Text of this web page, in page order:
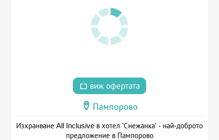
виж офертата
Пампорово
Изхранване All Inclusive в хотел 'Снежанка' - най-доброто
предложение в Пампорово